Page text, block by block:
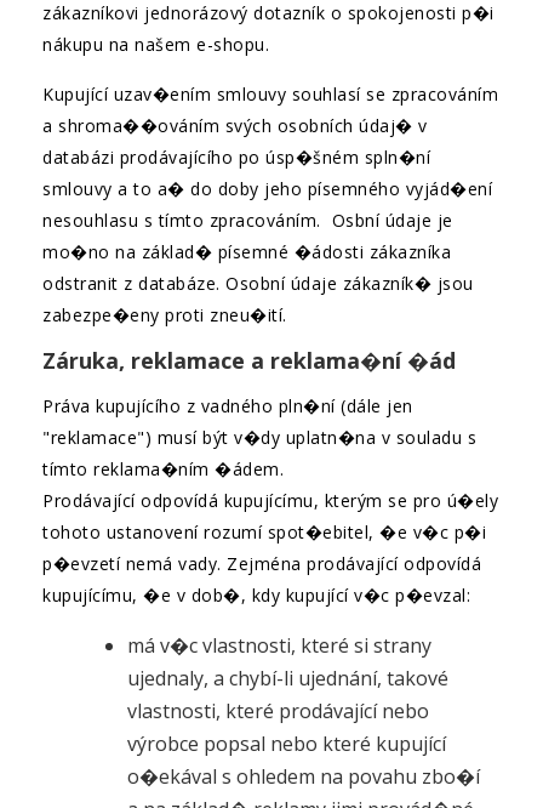
zákazníkovi jednorázový dotazník o spokojenosti p�i
nákupu na našem e-shopu.
Kupující uzav�ením smlouvy souhlasí se zpracováním
a shroma��ováním svých osobních údaj� v
databázi prodávajícího po úsp�šném spln�ní
smlouvy a to a� do doby jeho písemného vyjád�ení
nesouhlasu s tímto zpracováním. Osbní údaje je
mo�no na základ� písemné �ádosti zákazníka
odstranit z databáze. Osobní údaje zákazník� jsou
zabezpe�eny proti zneu�ití.
Záruka, reklamace a reklama�ní �ád
Práva kupujícího z vadného pln�ní (dále jen
"reklamace") musí být v�dy uplatn�na v souladu s
tímto reklama�ním �ádem.
Prodávající odpovídá kupujícímu, kterým se pro ú�ely
tohoto ustanovení rozumí spot�ebitel, �e v�c p�i
p�evzetí nemá vady. Zejména prodávající odpovídá
kupujícímu, �e v dob�, kdy kupující v�c p�evzal:
má v�c vlastnosti, které si strany
ujednaly, a chybí-li ujednání, takové
vlastnosti, které prodávající nebo
výrobce popsal nebo které kupující
o�ekával s ohledem na povahu zbo�í